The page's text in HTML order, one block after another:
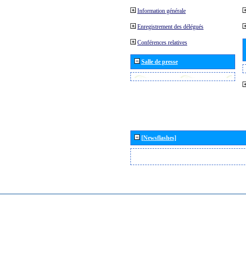
Information générale
Enregistrement des délégués
Conférences relatives
Salle de presse
[Newsflashes]